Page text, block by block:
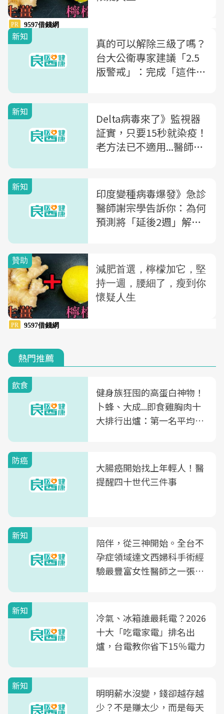
新知
真的可以解除三級了嗎？
台大公衛專家建議「2.5
版警戒」：完成「這件
新知
Delta病毒來了》監視器
証實，只要15秒就染疫！
老方法已不適用...醫師呼
新知
印度變種病毒爆發》急診
醫師謝宗學告訴你：為何
預測將「延後2週」解除
熱門推薦
飲食
健身族狂囤的高蛋白神物！
卜蜂、大成...即食雞胸肉十
大排行出爐：第一名平均一
防癌
大腸癌開始找上年輕人！醫
提醒四十世代三件事
新知
陪伴，從三神開始。全台不
孕症領域達文西婦科手術經
驗最豐富女性醫師之一張永
光田醫院建構360度女性健
康照護生態圈
新知
冷氣、冰箱誰最耗電？2026
十大「吃電家電」排名出
爐，台電教你省下15％電力
新知
明明薪水沒變，錢卻越存越
少？不是賺太少，而是每天